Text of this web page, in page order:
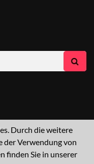
Durch die weitere
der Verwendung von
finden Sie in unserer